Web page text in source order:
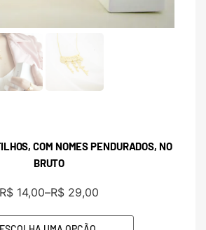
COM NOMES PENDURADOS, NO
BRUTO
R$ 14,00–R$ 29,00